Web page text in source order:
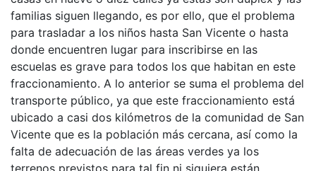
familias siguen llegando, es por ello, que el problema
para trasladar a los niños hasta San Vicente o hasta
donde encuentren lugar para inscribirse en las
escuelas es grave para todos los que habitan en este
fraccionamiento. A lo anterior se suma el problema del
transporte público, ya que este fraccionamiento está
ubicado a casi dos kilómetros de la comunidad de San
Vicente que es la población más cercana, así como la
falta de adecuación de las áreas verdes ya los
terrenos previstos para tal fin ni siquiera están